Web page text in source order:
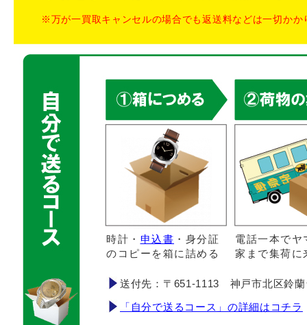
※万が一買取キャンセルの場合でも返送料などは一切かか
時計・ 申込書 ・身分証
のコピーを箱に詰める
電話一本でヤ
家まで集荷に
送付先：〒651-1113 神戸市北区鈴
「自分で送るコース」の詳細はコチラ